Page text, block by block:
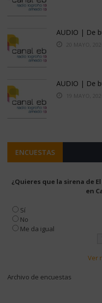
AUDIO | De
20 MAYO, 2026
AUDIO | De
19 MAYO, 2026
ENCUESTAS
¿Quieres que la sirena de
en
Sí
No
Me da igual
Ver
Archivo de encuestas